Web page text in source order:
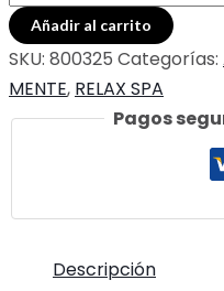
EFERVESCENTE
MISTIC
cantidad
Añadir al carrito
SKU: 800325 Categorías:
MENTE, RELAX SPA
Pagos
Descripción